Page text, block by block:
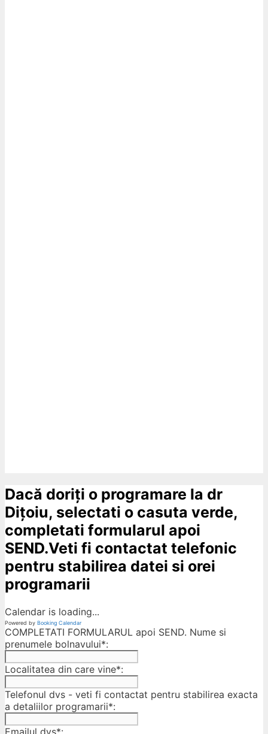
Dacă doriți o programare la dr
Dițoiu, selectati o casuta verde,
completati formularul apoi
SEND.Veti fi contactat telefonic
pentru stabilirea datei si orei
programarii
Calendar is loading...
Powered by Booking Calendar
COMPLETATI FORMULARUL apoi SEND. Nume si
prenumele bolnavului*:
Localitatea din care vine*:
Telefonul dvs - veti fi contactat pentru stabilirea exacta
a detaliilor programarii*: